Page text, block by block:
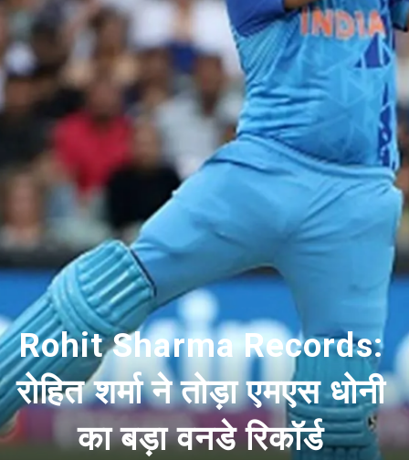
Rohit Sharma Records:
रोहित शर्मा ने तोड़ा एमएस धोनी
का बड़ा वनडे रिकॉर्ड